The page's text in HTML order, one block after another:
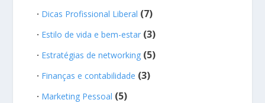
Dicas Profissional Liberal (7)
Estilo de vida e bem-estar (3)
Estratégias de networking (5)
Finanças e contabilidade (3)
Marketing Pessoal (5)